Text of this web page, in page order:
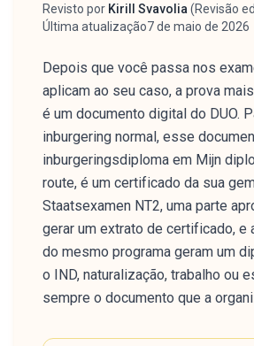
Revisor
Revisto por Kirill Svavolia (Revisão
Última atualização7 de maio de 2026
Depois que você passa nos
aplicam ao seu caso, a prova
é um documento digital do DUO.
inburgering normal, esse
inburgeringsdiploma em Mijn
route, é um certificado da sua
Staatsexamen NT2, uma parte
gerar um extrato de certificado, e
do mesmo programa geram um
o IND, naturalização, trabalho ou
sempre o documento que a